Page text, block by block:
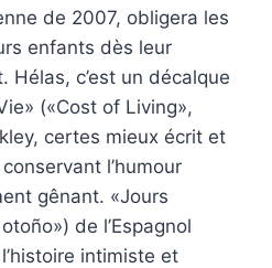
de 2007, obligera les
enfants dès leur
Hélas, c’est un décalque
(«Cost of Living»,
certes mieux écrit et
l’humour
gênant. «Jours
de l’Espagnol
intimiste et